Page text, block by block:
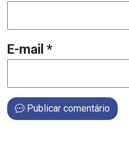
E-mail *
Publicar comentário